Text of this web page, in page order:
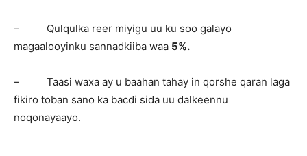
– Qulqulka reer miyigu uu ku soo galayo
magaalooyinku sannadkiiba waa 5%.
– Taasi waxa ay u baahan tahay in qorshe qaran laga
fikiro toban sano ka bacdi sida uu dalkeennu
noqonayaayo.